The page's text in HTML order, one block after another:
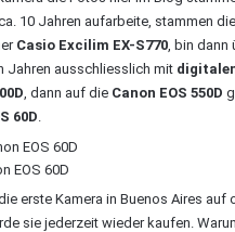
10 Jahren aufarbeite, stammen
Casio Excilim EX-S770, bin dann
Jahren ausschliesslich mit
, dann auf die Canon EOS 550D
60D.
EOS 60D
erste Kamera in Buenos Aires
sie jederzeit wieder kaufen.